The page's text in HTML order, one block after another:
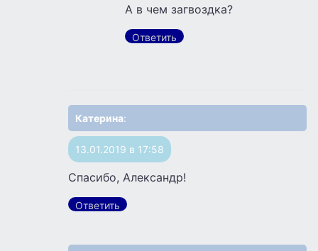
А в чем загвоздка?
Ответить
Катерина:
13.01.2019 в 17:58
Спасибо, Александр!
Ответить